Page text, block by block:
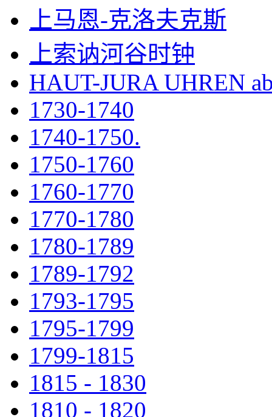
上马恩-克洛夫克斯
上索讷河谷时钟
HAUT-JURA UHREN
1730-1740
1740-1750.
1750-1760
1760-1770
1770-1780
1780-1789
1789-1792
1793-1795
1795-1799
1799-1815
1815 - 1830
1810 - 1820